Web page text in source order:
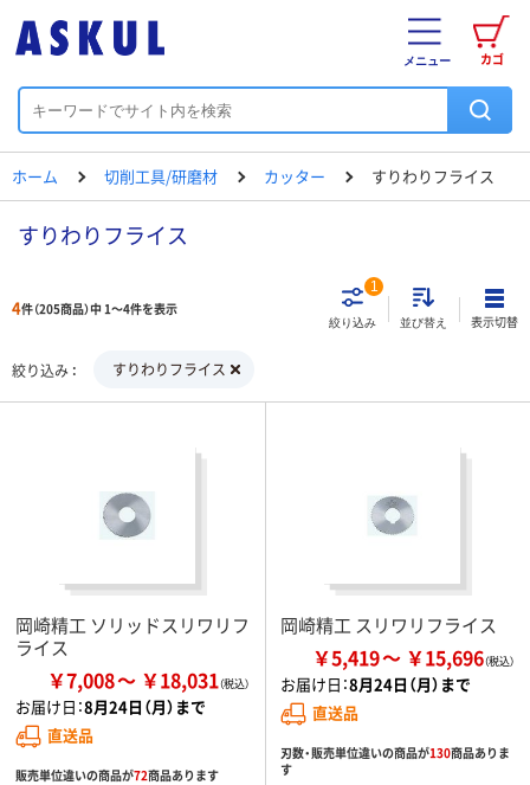
カゴ
メニュー
ホーム 切削工具/研磨材 カッター すりわりフライス
すりわりフライス
4件（205商品）中 1～4件を表示
絞り込み
1
並び替え 表示切替
絞り込み すりわりフライス
岡崎精工 ソリッドスリワリフ
ライス
￥7,008 ￥18,031
お届け日：8月24日（月）まで
直送品
販売単位違いの商品が72商品あります
岡崎精工 スリワリフライス
￥5,419 ￥15,696
お届け日：8月24日（月）まで
直送品
刃数・販売単位違いの商品が130商品ありま
す